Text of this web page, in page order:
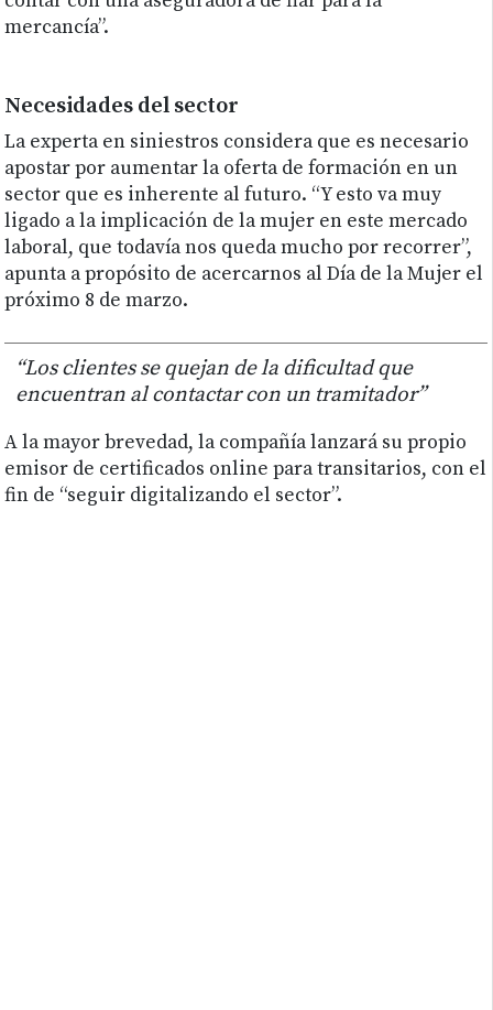
mercancía”.
Necesidades del sector
La experta en siniestros considera que es necesario
apostar por aumentar la oferta de formación en un
sector que es inherente al futuro. “Y esto va muy
ligado a la implicación de la mujer en este mercado
laboral, que todavía nos queda mucho por recorrer”,
apunta a propósito de acercarnos al Día de la Mujer el
próximo 8 de marzo.
“Los clientes se quejan de la dificultad que
encuentran al contactar con un tramitador”
A la mayor brevedad, la compañía lanzará su propio
emisor de certificados online para transitarios, con el
fin de “seguir digitalizando el sector”.